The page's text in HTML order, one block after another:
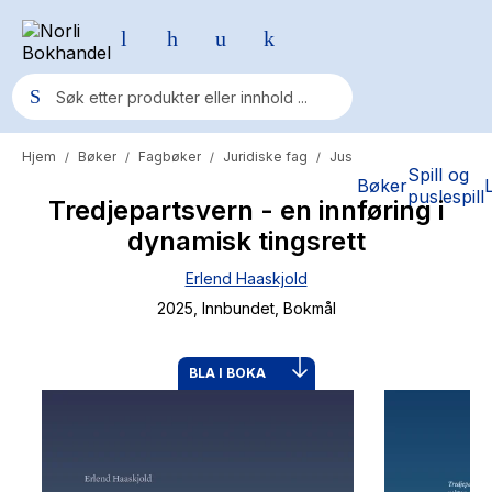
BøkerSpill og
puslespill
Populære søk
Pokemon
One piece
Fury Bound - Sable Sorensen
Hjem / Bøker / Fagbøker / Juridiske fag / Jus
Tredjepartsvern - en innføring i
dynamisk tingsrett
Erlend Haaskjold
2025 , Innbundet, Bokmål
BLA I BOKA